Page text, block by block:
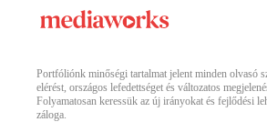
Portfóliónk minőségi tartalmat jelent minden olvasó
elérést, országos lefedettséget és változatos
Folyamatosan keressük az új irányokat és fejlődési
záloga.